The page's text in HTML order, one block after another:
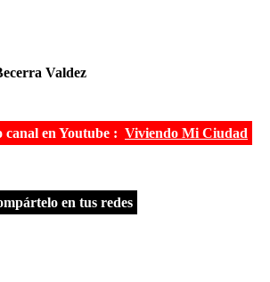
Valdez
canal en Youtube : Viviendo Mi Ciudad
en tus redes